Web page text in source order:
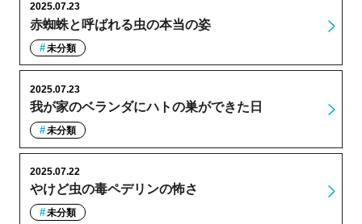
赤蜘蛛と呼ばれる虫の本当の姿
2025.07.23
未分類
我が家のベランダにハトの巣ができた日
2025.07.23
未分類
やけど虫の毒ペデリンの怖さ
2025.07.22
未分類